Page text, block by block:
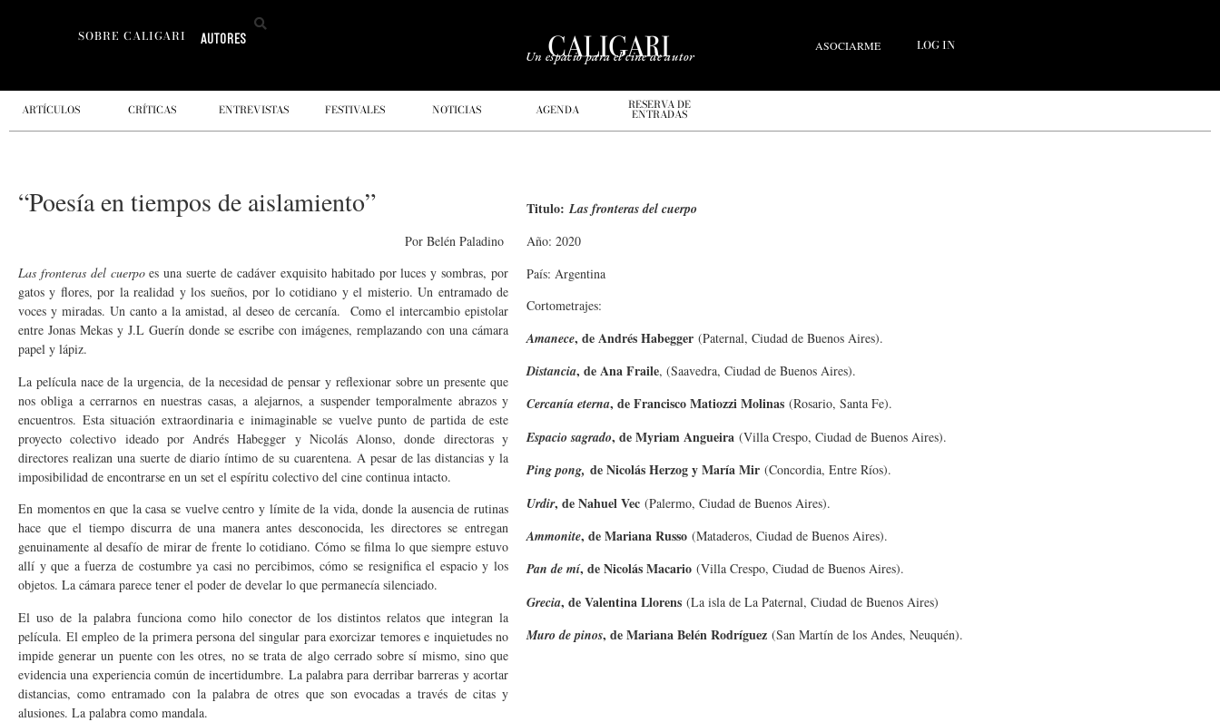
AUTORES
SOBRE CALIGARI
Un espacio para el cine de autor
ASOCIARME LOG IN
ARTÍCULOS CRÍTICAS ENTREVISTAS FESTIVALES NOTICIAS AGENDA RESERVA DE
ENTRADAS
“Poesía en tiempos de aislamiento”
Por Belén Paladino
Las fronteras del cuerpoes una suerte de cadáver exquisito habitado por luces y sombras, por
gatos y flores, por la realidad y los sueños, por lo cotidiano y el misterio. Un entramado de
voces y miradas. Un canto a la amistad, al deseo de cercanía. Como el intercambio epistolar
entre Jonas Mekas y J.L Guerín donde se escribe con imágenes, remplazando con una cámara
papel y lápiz.
La película nace de la urgencia, de la necesidad de pensar y reflexionar sobre un presente que
nos obliga a cerrarnos en nuestras casas, a alejarnos, a suspender temporalmente abrazos y
encuentros. Esta situación extraordinaria e inimaginable se vuelve punto de partida de este
proyecto colectivo ideado por Andrés Habegger y Nicolás Alonso, donde directoras y
directores realizan una suerte de diario íntimo de su cuarentena. A pesar de las distancias y la
imposibilidad de encontrarse en un set el espíritu colectivo del cine continua intacto.
En momentos en que la casa se vuelve centro y límite de la vida, donde la ausencia de rutinas
hace que el tiempo discurra de una manera antes desconocida, les directores se entregan
genuinamente al desafío de mirar de frente lo cotidiano. Cómo se filma lo que siempre estuvo
allí y que a fuerza de costumbre ya casi no percibimos, cómo se resignifica el espacio y los
objetos. La cámara parece tener el poder de develar lo que permanecía silenciado.
El uso de la palabra funciona como hilo conector de los distintos relatos que integran la
película. El empleo de la primera persona del singular para exorcizar temores e inquietudes no
impide generar un puente con les otres, no se trata de algo cerrado sobre sí mismo, sino que
evidencia una experiencia común de incertidumbre. La palabra para derribar barreras y acortar
distancias, como entramado con la palabra de otres que son evocadas a través de citas y
alusiones. La palabra como mandala.
Titulo:Las fronteras del cuerpo
Año: 2020
País: Argentina
Cortometrajes:
Amanece, de Andrés Habegger (Paternal, Ciudad de Buenos Aires).
Distancia, de Ana Fraile, (Saavedra, Ciudad de Buenos Aires).
Cercanía eterna, de Francisco Matiozzi Molinas (Rosario, Santa Fe).
Espacio sagrado, de Myriam Angueira (Villa Crespo, Ciudad de Buenos Aires).
Ping pong, de Nicolás Herzog y María Mir (Concordia, Entre Ríos).
Urdir, de Nahuel Vec (Palermo, Ciudad de Buenos Aires).
Ammonite, de Mariana Russo (Mataderos, Ciudad de Buenos Aires).
Pan de mí, de Nicolás Macario (Villa Crespo, Ciudad de Buenos Aires).
Grecia, de Valentina Llorens (La isla de La Paternal, Ciudad de Buenos Aires)
Muro de pinos, de Mariana Belén Rodríguez (San Martín de los Andes, Neuquén).